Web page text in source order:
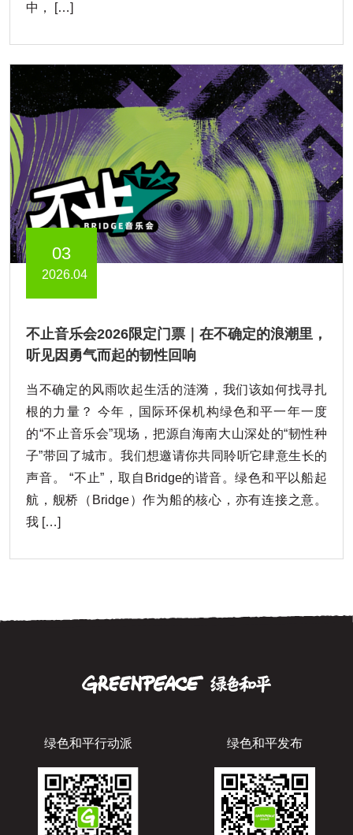
中， […]
03
2026.04
不止音乐会2026限定门票｜在不确定的浪潮里，
听见因勇气而起的韧性回响
当不确定的风雨吹起生活的涟漪，我们该如何找寻扎
根的力量？ 今年，国际环保机构绿色和平一年一度
的“不止音乐会”现场，把源自海南大山深处的“韧性种
子”带回了城市。我们想邀请你共同聆听它肆意生长的
声音。 “不止”，取自Bridge的谐音。绿色和平以船起
航，舰桥（Bridge）作为船的核心，亦有连接之意。
我 […]
绿色和平行动派 绿色和平发布